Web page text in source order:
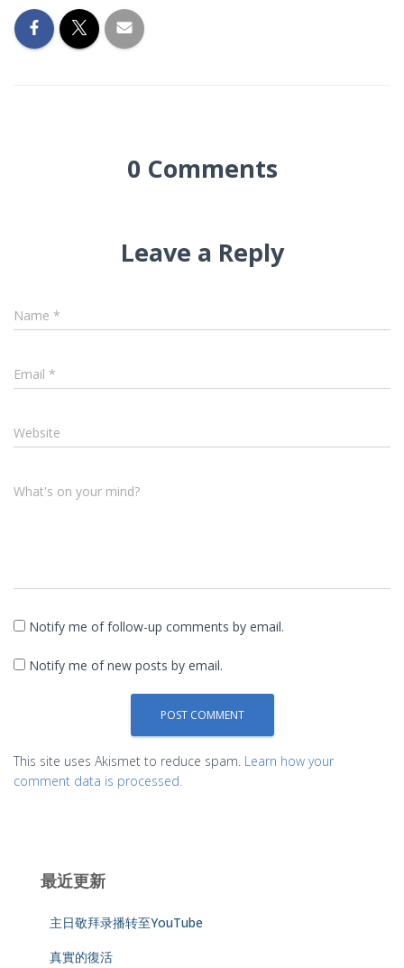
0 Comments
Leave a Reply
Name *
Email *
Website
What's on your mind?
Notify me of follow-up comments by email.
Notify me of new posts by email.
This site uses Akismet to reduce spam. Learn how your
comment data is processed.
最近更新
主日敬拜录播转至YouTube
真實的復活